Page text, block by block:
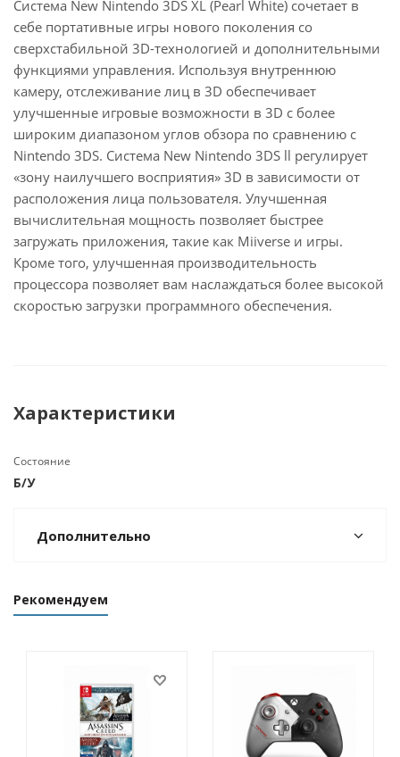
Система New Nintendo 3DS XL (Pearl White) сочетает в
себе портативные игры нового поколения со
сверхстабильной 3D-технологией и дополнительными
функциями управления. Используя внутреннюю
камеру, отслеживание лиц в 3D обеспечивает
улучшенные игровые возможности в 3D с более
широким диапазоном углов обзора по сравнению с
Nintendo 3DS. Система New Nintendo 3DS ll регулирует
«зону наилучшего восприятия» 3D в зависимости от
расположения лица пользователя. Улучшенная
вычислительная мощность позволяет быстрее
загружать приложения, такие как Miiverse и игры.
Кроме того, улучшенная производительность
процессора позволяет вам наслаждаться более высокой
скоростью загрузки программного обеспечения.
Характеристики
Состояние
Б/У
Дополнительно
Рекомендуем